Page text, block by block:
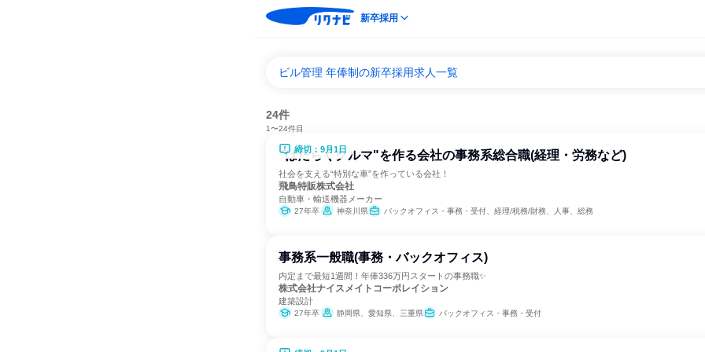
新卒採用
ビル管理 年俸制の新卒採用求人一覧
24件
1〜24件目
締切：9月1日
"はたらくクルマ"を作る会社の事務系総合職(経理・労務など)
社会を支える“特別な車”を作っている会社！
飛鳥特販株式会社
自動車・輸送機器メーカー
27年卒 神奈川県 バックオフィス・事務・受付、経理/税務/財務、人事、総務
事務系一般職(事務・バックオフィス)
内定まで最短1週間！年俸336万円スタートの事務職✨
株式会社ナイスメイトコーポレイション
建築設計
27年卒 静岡県、愛知県、三重県 バックオフィス・事務・受付